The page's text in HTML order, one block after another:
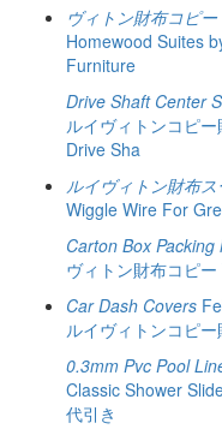
ヴィトン財布コピー
Homewood Suites
Furniture
Drive Shaft Center
ルイヴィトンコピ
Drive Sha
ルイヴィトン財布
Wiggle Wire For
Carton Box Packing
ヴィトン財布コピー
Car Dash Covers
ルイヴィトンコピ
0.3mm Pvc Pool
Classic Shower
代引き